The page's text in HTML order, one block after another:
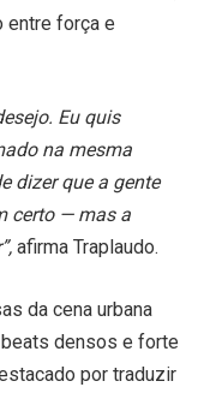
entre força e
Eu quis
na mesma
dizer que a gente
certo — mas a
afirma Traplaudo.
da cena urbana
densos e forte
por traduzir